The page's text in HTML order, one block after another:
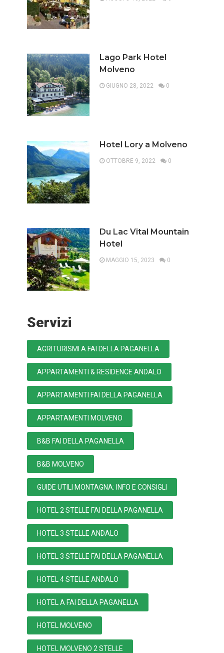
Lago Park Hotel
Molveno
GIUGNO 28, 2022 0
Hotel Lory a Molveno
OTTOBRE 9, 2022 0
Du Lac Vital Mountain
Hotel
MAGGIO 15, 2023 0
Servizi
AGRITURISMI A FAI DELLA PAGANELLA
APPARTAMENTI & RESIDENCE ANDALO
APPARTAMENTI FAI DELLA PAGANELLA
APPARTAMENTI MOLVENO
B&B FAI DELLA PAGANELLA
B&B MOLVENO
GUIDE UTILI MONTAGNA: INFO E CONSIGLI
HOTEL 2 STELLE FAI DELLA PAGANELLA
HOTEL 3 STELLE ANDALO
HOTEL 3 STELLE FAI DELLA PAGANELLA
HOTEL 4 STELLE ANDALO
HOTEL A FAI DELLA PAGANELLA
HOTEL MOLVENO
HOTEL MOLVENO 2 STELLE